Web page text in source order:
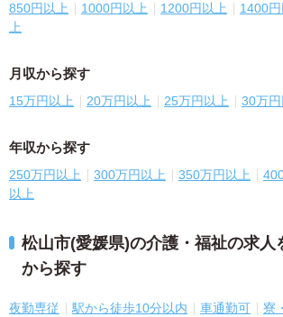
850円以上 1000円以上 1200円以上 1400円
上
月収から探す
15万円以上 20万円以上 25万円以上 30万円
年収から探す
250万円以上 300万円以上 350万円以上
以上
松山市(愛媛県)の介護・福祉の求人
から探す
夜勤専従 駅から徒歩10分以内 車通勤可 寮